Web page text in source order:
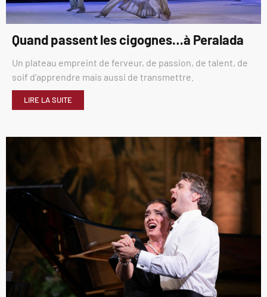
Quand passent les cigognes…à Peralada
Un plateau empreint de ferveur, de passion, de talent, de
soif d’apprendre mais aussi de transmettre.
LIRE LA SUITE